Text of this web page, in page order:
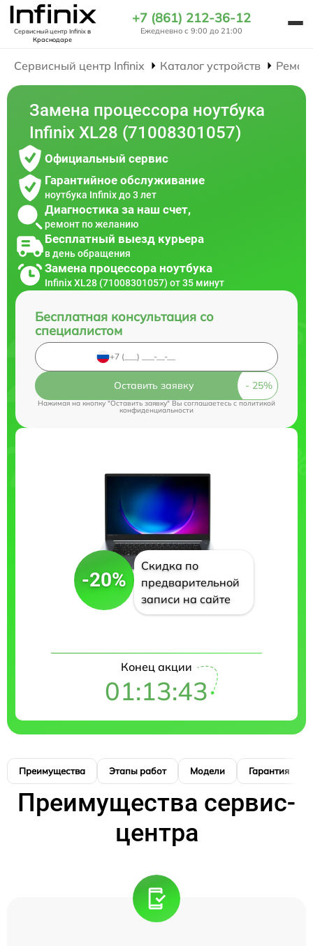
Сервисный центр Infinixв
Краснодаре
+7 (861) 212-36-12
Ежедневно с 9:00 до 21:00
Сервисный центр Infinix Каталог устройств
Замена процессора ноутбука
Infinix XL28 (71008301057)
Официальный сервис
Гарантийное обслуживание
ноутбука Infinix до 3 лет
Диагностика за наш счет,
ремонт по желанию
Бесплатный выезд курьера
в день обращения
Замена процессора ноутбука
Infinix XL28 (71008301057) от 35 минут
Бесплатная консультация со
специалистом
Оставить заявку
Нажимая на кнопку "Оставить заявку" Вы соглашаетесь cполитикой
конфиденциальности
-20%
Скидка по
предварительной
записи на сайте
Конец акции
01:13:42
Преимущества Этапы работ Модели Гарантия
Преимущества сервис-
центра